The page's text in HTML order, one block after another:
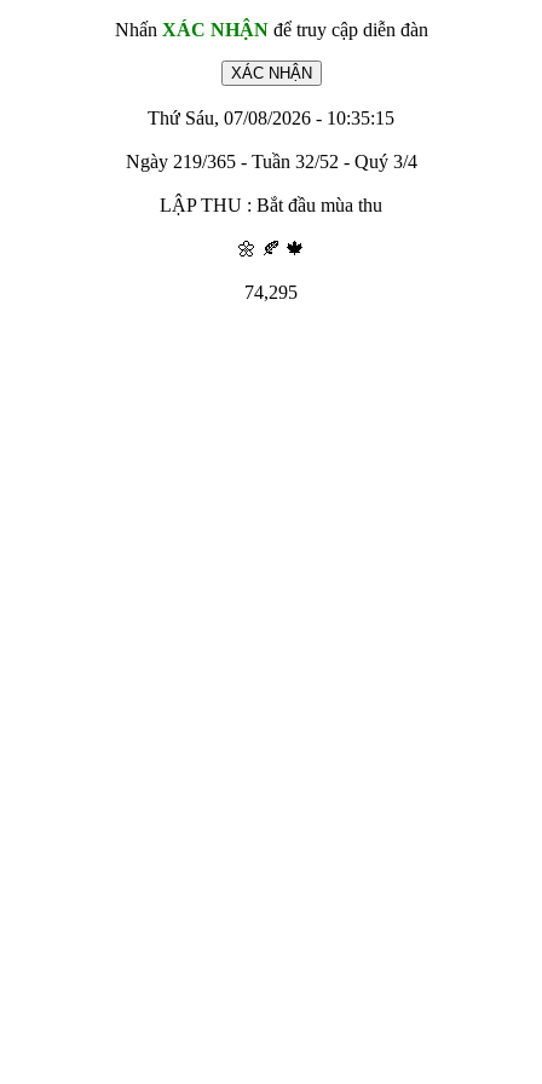
Nhấn XÁC NHẬNđể truy cập diễn đàn
Thứ Sáu, 07/08/2026 - 10:35:15
Ngày 219/365 - Tuần 32/52 - Quý 3/4
LẬP THU : Bắt đầu mùa thu
🌼 🍂 🍁
74,295